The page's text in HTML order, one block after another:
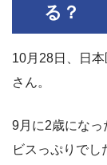
る？
10月28日、日
さん。
9月に2歳になっ
ビスっぷりでし